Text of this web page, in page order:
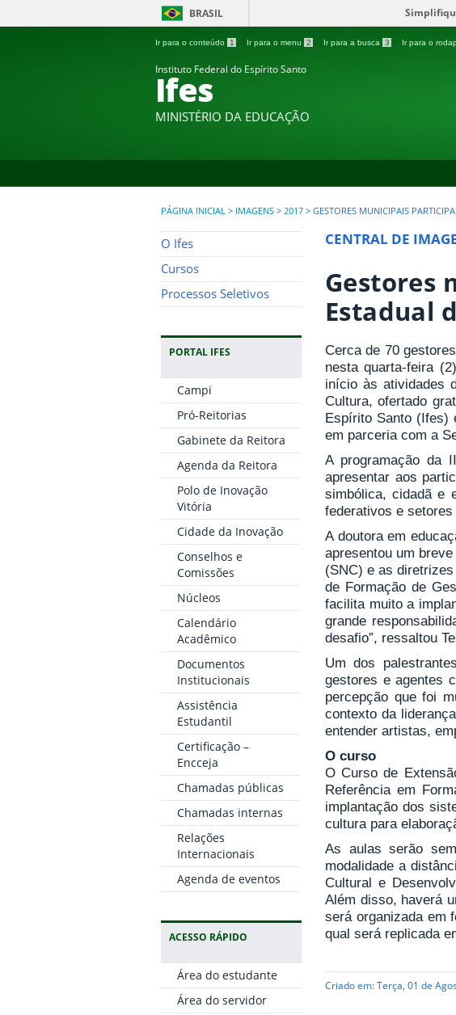
BRASIL
Ir para o conteúdo 1 Ir para o menu 2 Ir para a busca 3 Ir para o
Instituto Federal do Espírito Santo
Ifes
MINISTÉRIO DA EDUCAÇÃO
PÁGINA INICIAL > IMAGENS > 2017 > GESTORES MUNICIPAIS
O Ifes
Cursos
Processos Seletivos
PORTAL IFES
Campi
Pró-Reitorias
Gabinete da Reitora
Agenda da Reitora
Polo de Inovação
Vitória
Cidade da Inovação
Conselhos e
Comissões
Núcleos
Calendário
Acadêmico
Documentos
Institucionais
Assistência
Estudantil
Certificação –
Encceja
Chamadas públicas
Chamadas internas
Relações
Internacionais
Agenda de eventos
ACESSO RÁPIDO
Área do estudante
Área do servidor
CENTRAL DE
Gestores
Estadual
Cerca de 70
nesta quarta-feira
início às atividades
Cultura, ofertado
Espírito Santo (Ifes)
em parceria com a
A programação da
apresentar aos
simbólica, cidadã e
federativos e
A doutora em
apresentou um
(SNC) e as
de Formação de
facilita muito a
grande
desafio”, ressaltou
Um dos
gestores e agentes
percepção que foi
contexto da
entender artistas,
O curso
O Curso de
Referência em
implantação dos
cultura para
As aulas serão
modalidade a
Cultural e
Além disso, haverá
será organizada em
qual será replicada
Criado em: Terça, 01 de